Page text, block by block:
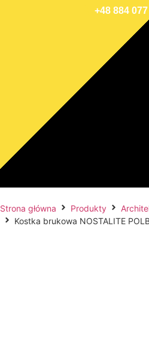
+48 884
Strona główna Produkty
Kostka brukowa NOSTALITE